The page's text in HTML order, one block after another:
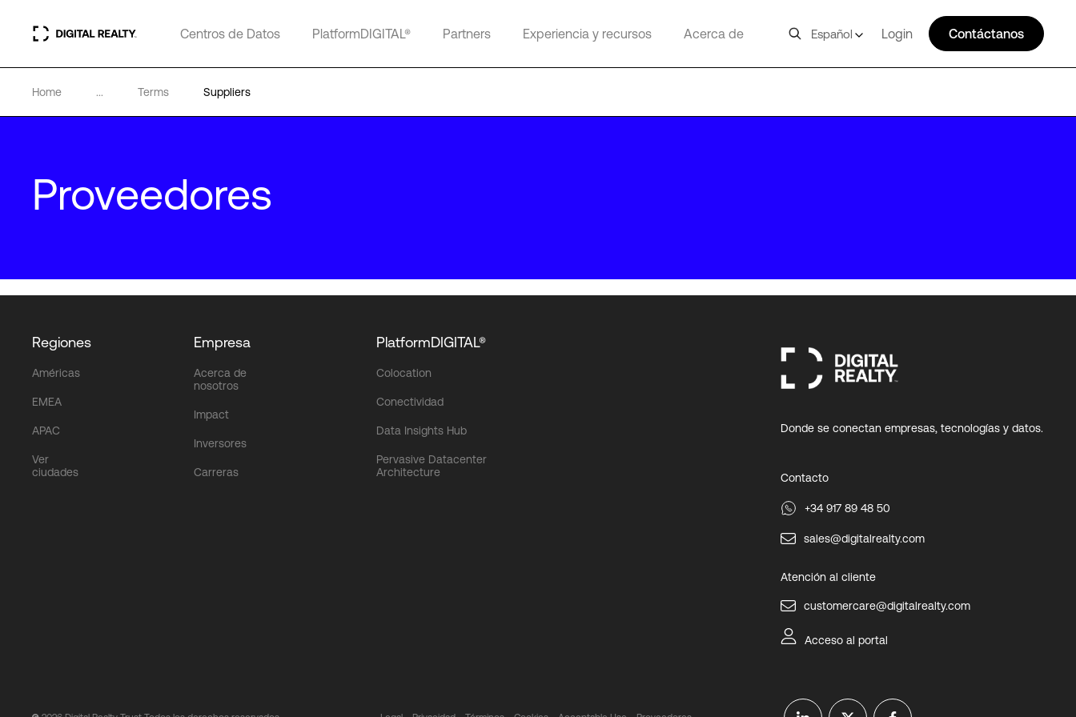
Centros de Datos PlatformDIGITAL® Partners Experiencia y recursos Acerca de Español Login Contáctanos
Home ... Terms Suppliers
Proveedores
Regiones
Américas
EMEA
APAC
Ver
ciudades
Empresa
Acerca de
nosotros
Impact
Inversores
Carreras
PlatformDIGITAL®
Colocation
Conectividad
Data Insights Hub
Pervasive Datacenter
Architecture
Donde se conectan empresas, tecnologías y datos.
Contacto
+34 917 89 48 50
sales@digitalrealty.com
Atención al cliente
customercare@digitalrealty.com
Acceso al portal